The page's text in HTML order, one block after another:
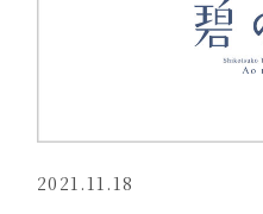
2021.11.18
フロ